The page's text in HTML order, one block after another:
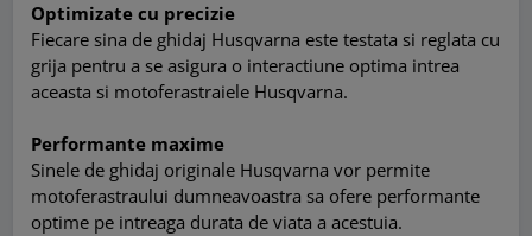
Optimizate cu precizie
Fiecare sina de ghidaj Husqvarna este testata si reglata cu
grija pentru a se asigura o interactiune optima intrea
aceasta si motoferastraiele Husqvarna.
Performante maxime
Sinele de ghidaj originale Husqvarna vor permite
motoferastraului dumneavoastra sa ofere performante
optime pe intreaga durata de viata a acestuia.